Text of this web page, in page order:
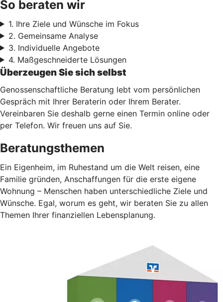
So beraten wir
1. Ihre Ziele und Wünsche im Fokus
2. Gemeinsame Analyse
3. Individuelle Angebote
4. Maßgeschneiderte Lösungen
Überzeugen Sie sich selbst
Genossenschaftliche Beratung lebt vom persönlichen
Gespräch mit Ihrer Beraterin oder Ihrem Berater.
Vereinbaren Sie deshalb gerne einen Termin online oder
per Telefon. Wir freuen uns auf Sie.
Beratungsthemen
Ein Eigenheim, im Ruhestand um die Welt reisen, eine
Familie gründen, Anschaffungen für die erste eigene
Wohnung – Menschen haben unterschiedliche Ziele und
Wünsche. Egal, worum es geht, wir beraten Sie zu allen
Themen Ihrer finanziellen Lebensplanung.